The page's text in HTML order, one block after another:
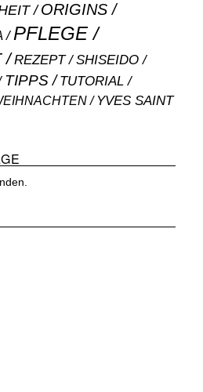
ORIGINS
PFLEGE
REZEPT SHISEIDO
TIPPS TUTORIAL
YVES SAINT